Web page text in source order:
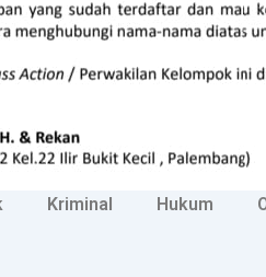
Kriminal Hukum